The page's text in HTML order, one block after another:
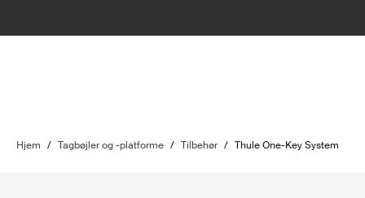
Hjem / Tagbøjler og -platforme / Tilbehør / Thule One-Key System